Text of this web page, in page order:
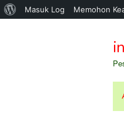
Tentang
Masuk Log Memohon
konten